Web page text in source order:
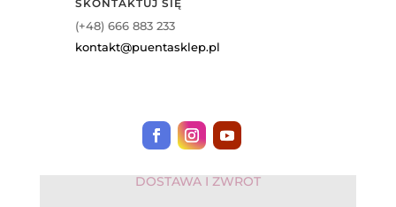
SKONTAKTUJ SIĘ
(+48) 666 883 233
kontakt@puentasklep.pl
DOSTAWA I ZWROT